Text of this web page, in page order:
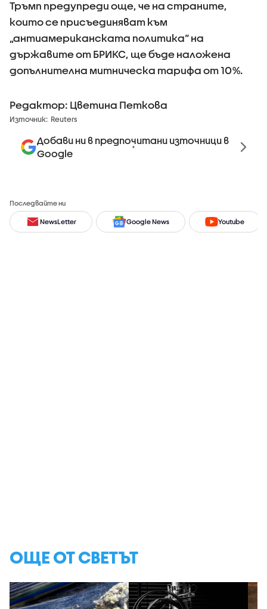
Тръмп предупреди още, че на страните,
които се присъединяват към
„антиaмериканската политика“ на
държавите от БРИКС, ще бъде наложена
допълнителна митническа тарифа от 10%.
Редактор: Цветина Петкова
Източник: Reuters
Добави ни в предпочитани източници в
Google
Последвайте ни
NewsLetter Google News Youtube
ОЩЕ ОТ СВЕТЪТ